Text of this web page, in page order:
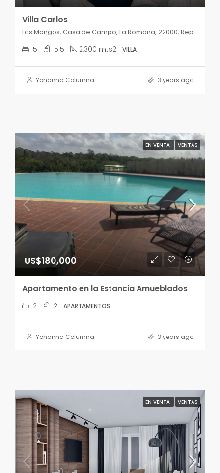
Villa Carlos
Los Mangos, Casa de Campo, La Romana, 22000, República Dominicana
5 5.5 2,300 mts2 VILLA
Yohanna Columna 3 years ago
EN VENTA VENTAS
US$180,000
Apartamento en la Estancia Amueblados
2 2 APARTAMENTOS
Yohanna Columna 3 years ago
EN VENTA VENTAS